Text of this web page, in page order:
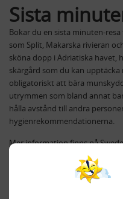
Sista
Bokar du en sista minuten-
som Split, Makarska rivieran
sköna dopp i Adriatiska havet,
skärgård som du kan
obligatoriskt att bära
utrymmen som bland annat
hålla avstånd till andra
hygienrekommendationerna.
Mer information finns på
Boka sista minuten till Kroatien